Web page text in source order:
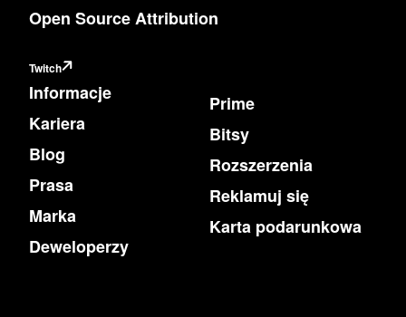
Open Source Attribution
Twitch
Informacje
Kariera
Blog
Prasa
Marka
Deweloperzy
Prime
Bitsy
Rozszerzenia
Reklamuj się
Karta podarunkowa